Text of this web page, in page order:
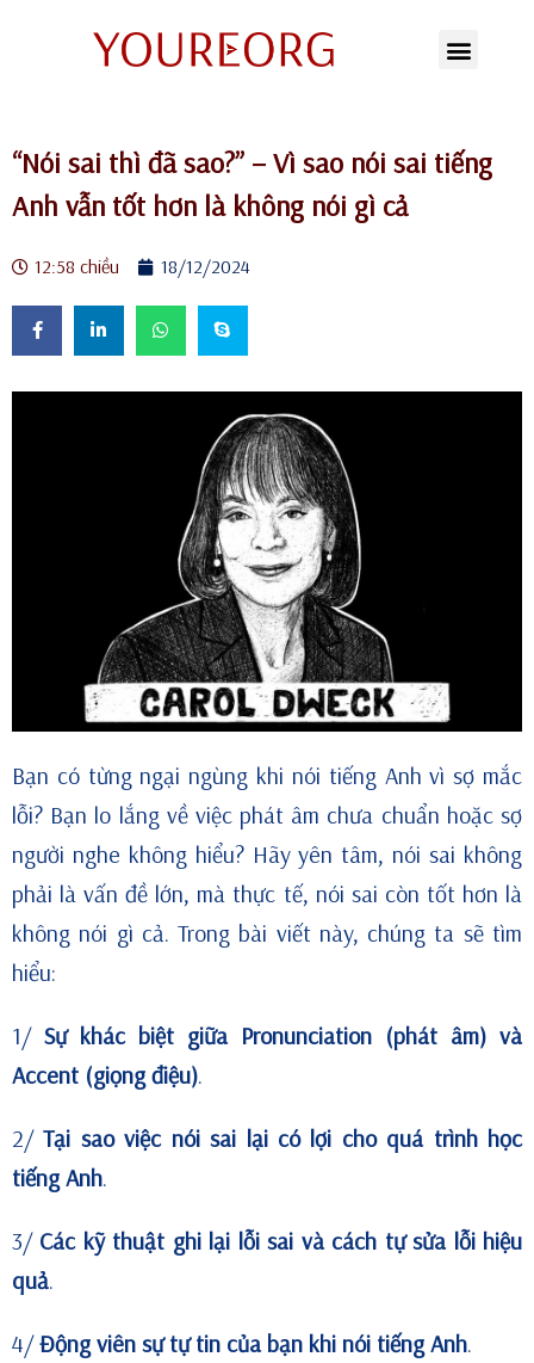
dung
“Nói sai thì đã sao?” – Vì sao nói sai tiếng
Anh vẫn tốt hơn là không nói gì cả
12:58 chiều 18/12/2024
Bạn có từng ngại ngùng khi nói tiếng Anh vì sợ mắc
lỗi? Bạn lo lắng về việc phát âm chưa chuẩn hoặc sợ
người nghe không hiểu? Hãy yên tâm, nói sai không
phải là vấn đề lớn, mà thực tế, nói sai còn tốt hơn là
không nói gì cả. Trong bài viết này, chúng ta sẽ tìm
hiểu:
1/ Sự khác biệt giữa Pronunciation (phát âm) và
Accent (giọng điệu).
2/Tại sao việc nói sai lại có lợi cho quá trình học
tiếng Anh.
3/ Các kỹ thuật ghi lại lỗi sai và cách tự sửa lỗi hiệu
quả.
4/Động viên sự tự tin của bạn khi nói tiếng Anh.